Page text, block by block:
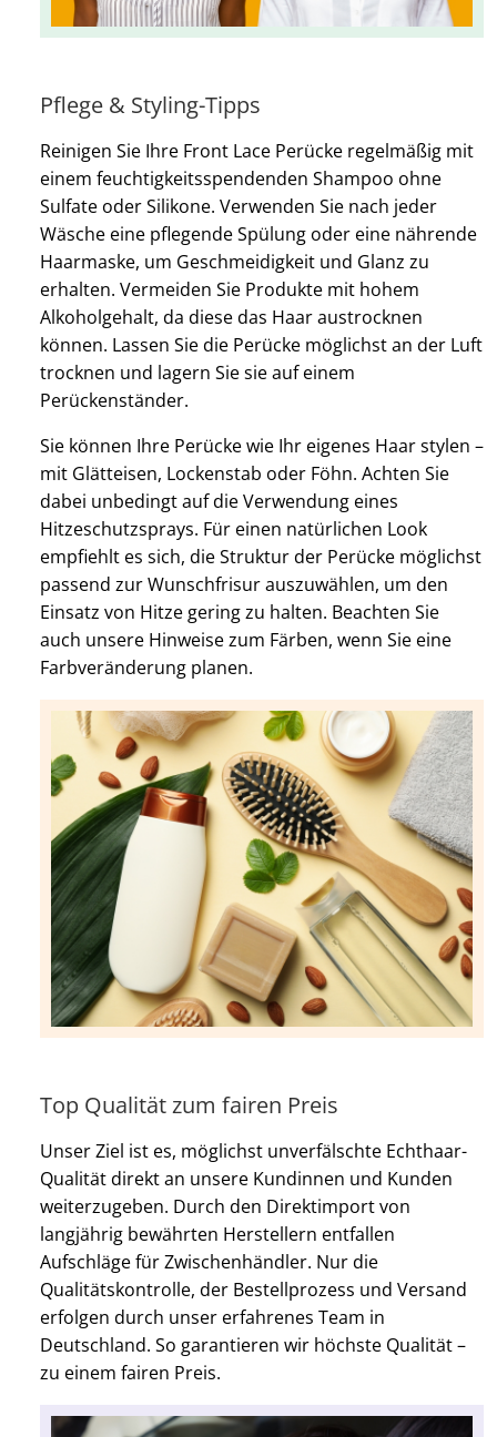
Pflege & Styling-Tipps
Reinigen Sie Ihre Front Lace Perücke regelmäßig mit
einem feuchtigkeitsspendenden Shampoo ohne
Sulfate oder Silikone. Verwenden Sie nach jeder
Wäsche eine pflegende Spülung oder eine nährende
Haarmaske, um Geschmeidigkeit und Glanz zu
erhalten. Vermeiden Sie Produkte mit hohem
Alkoholgehalt, da diese das Haar austrocknen
können. Lassen Sie die Perücke möglichst an der Luft
trocknen und lagern Sie sie auf einem
Perückenständer.
Sie können Ihre Perücke wie Ihr eigenes Haar stylen –
mit Glätteisen, Lockenstab oder Föhn. Achten Sie
dabei unbedingt auf die Verwendung eines
Hitzeschutzsprays. Für einen natürlichen Look
empfiehlt es sich, die Struktur der Perücke möglichst
passend zur Wunschfrisur auszuwählen, um den
Einsatz von Hitze gering zu halten. Beachten Sie
auch unsere Hinweise zum Färben, wenn Sie eine
Farbveränderung planen.
Top Qualität zum fairen Preis
Unser Ziel ist es, möglichst unverfälschte Echthaar-
Qualität direkt an unsere Kundinnen und Kunden
weiterzugeben. Durch den Direktimport von
langjährig bewährten Herstellern entfallen
Aufschläge für Zwischenhändler. Nur die
Qualitätskontrolle, der Bestellprozess und Versand
erfolgen durch unser erfahrenes Team in
Deutschland. So garantieren wir höchste Qualität –
zu einem fairen Preis.